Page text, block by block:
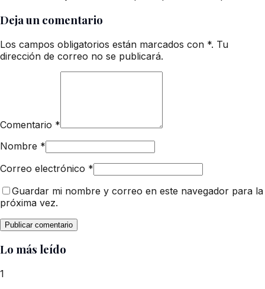
Deja un comentario
Los campos obligatorios están marcados con *. Tu
dirección de correo no se publicará.
Comentario *
Nombre *
Correo electrónico *
Guardar mi nombre y correo en este navegador para la
próxima vez.
Lo más leído
1